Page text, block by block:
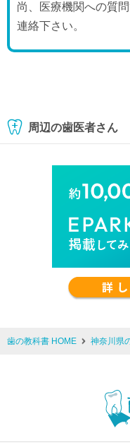
尚、医療機関への質
連絡下さい。
周辺の歯医者さん
歯の教科書 HOME 神奈川県